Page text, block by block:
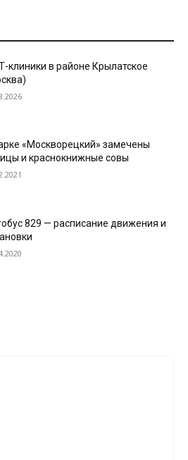
клиники в районе Крылатское
«Москворецкий» замечены
и краснокнижные совы
829 — расписание движения и